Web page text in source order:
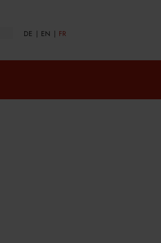
DE EN FR